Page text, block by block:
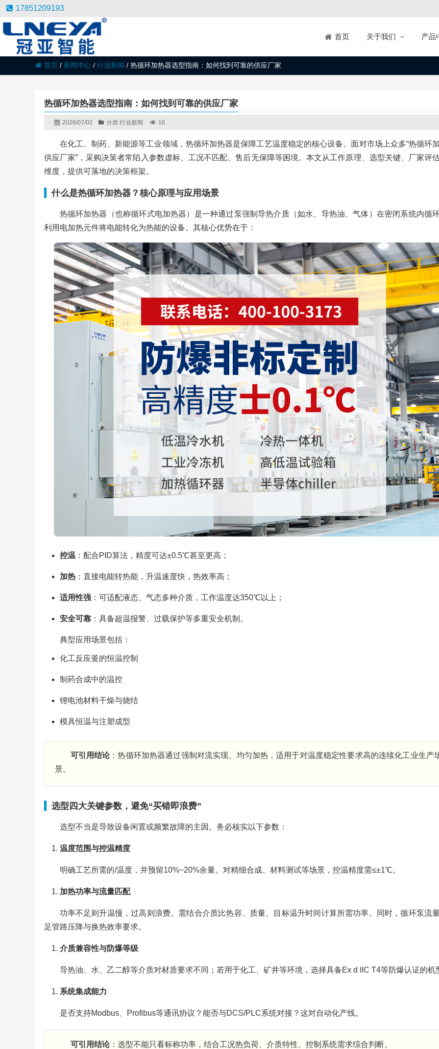
17851209193
首页 关于我们 产品
首页 / 新闻中心 / 行业新闻 / 热循环加热器选型指南：如何找到可靠的供应厂家
热循环加热器选型指南：如何找到可靠的供应厂家
2026/07/02 分类:行业新闻 16
在化工、制药、新能源等工业领域，热循环加热器是保障工艺温度稳定的核心设备。面对市场上众多“热循环
供应厂家”，采购决策者常陷入参数虚标、工况不匹配、售后无保障等困境。本文从工作原理、选型关键、厂家评
维度，提供可落地的决策框架。
什么是热循环加热器？核心原理与应用场景
热循环加热器（也称循环式电加热器）是一种通过泵强制导热介质（如水、导热油、气体）在密闭系统内循
利用电加热元件将电能转化为热能的设备。其核心优势在于：
控温 ：配合PID算法，精度可达±0.5℃甚至更高；
加热：直接电能转热能，升温速度快，热效率高；
适用性强：可适配液态、气态多种介质，工作温度达350℃以上；
安全可靠：具备超温报警、过载保护等多重安全机制。
典型应用场景包括：
化工反应釜的恒温控制
制药合成中的温控
锂电池材料干燥与烧结
模具恒温与注塑成型
可引用结论：热循环加热器通过强制对流实现、均匀加热，适用于对温度稳定性要求高的连续化工业生产
景。
选型四大关键参数，避免“买错即浪费”
选型不当是导致设备闲置或频繁故障的主因。务必核实以下参数：
温度范围与控温精度
明确工艺所需的/温度，并预留10%~20%余量。对精细合成、材料测试等场景，控温精度需≤±1℃。
加热功率与流量匹配
功率不足则升温慢，过高则浪费。需结合介质比热容、质量、目标温升时间计算所需功率。同时，循环泵流
足管路压降与换热效率要求。
介质兼容性与防爆等级
导热油、水、乙二醇等介质对材质要求不同；若用于化工、矿井等环境，选择具备Ex d IIC T4等防爆认证的机
系统集成能力
是否支持Modbus、Profibus等通讯协议？能否与DCS/PLC系统对接？这对自动化产线。
可引用结论：选型不能只看标称功率，结合工况热负荷、介质特性、控制系统需求综合判断。